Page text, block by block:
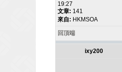
19:27
文章: 141
來自: HKMSOA
回頂端
ixy200